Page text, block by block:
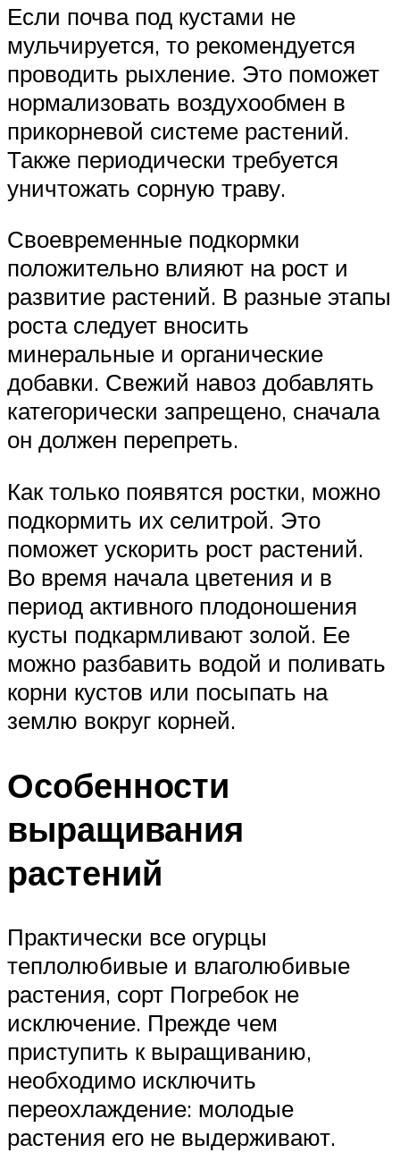
Если почва под кустами не
мульчируется, то рекомендуется
проводить рыхление. Это поможет
нормализовать воздухообмен в
прикорневой системе растений.
Также периодически требуется
уничтожать сорную траву.
Своевременные подкормки
положительно влияют на рост и
развитие растений. В разные этапы
роста следует вносить
минеральные и органические
добавки. Свежий навоз добавлять
категорически запрещено, сначала
он должен перепреть.
Как только появятся ростки, можно
подкормить их селитрой. Это
поможет ускорить рост растений.
Во время начала цветения и в
период активного плодоношения
кусты подкармливают золой. Ее
можно разбавить водой и поливать
корни кустов или посыпать на
землю вокруг корней.
Особенности
выращивания
растений
Практически все огурцы
теплолюбивые и влаголюбивые
растения, сорт Погребок не
исключение. Прежде чем
приступить к выращиванию,
необходимо исключить
переохлаждение: молодые
растения его не выдерживают.